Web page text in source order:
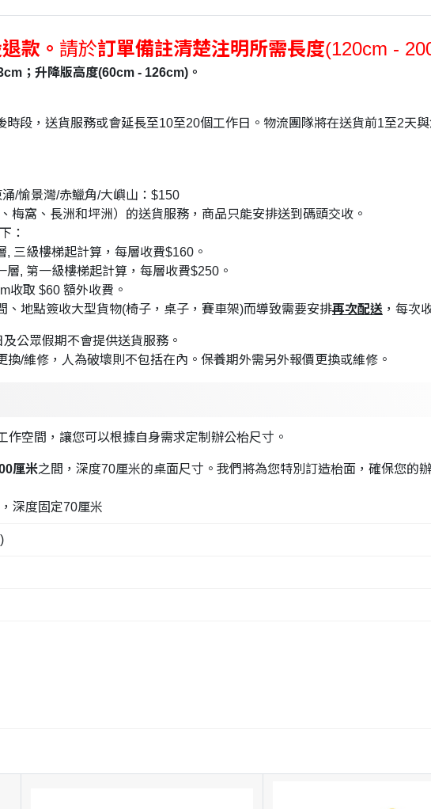
款。 請於訂單備註清楚注明所需長度(120cm -
；升降版高度(60cm - 126cm)。
時段，送貨服務或會延長至10至20個工作日。物流團隊將在送貨前1至2天
/愉景灣/赤鱲角/大嶼山：$150
梅窩、長洲和坪洲）的送貨服務，商品只能安排送到碼頭交收。
：
三級樓梯起計算，每層收費$160。
, 第一級樓梯起計算，每層收費$250。
收取 $60 額外收費。
地點簽收大型貨物(椅子，桌子，賽車架)而導致需要安排再次配送 ，每次
公眾假期不會提供送貨服務。
/維修，人為破壞則不包括在內。保養期外需另外報價更換或維修。
空間，讓您可以根據自身需求定制辦公枱尺寸。
厘米之間，深度70厘米的桌面尺寸。我們將為您特別訂造枱面，確保您的
，深度固定70厘米